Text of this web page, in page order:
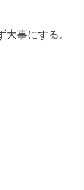
事にする。